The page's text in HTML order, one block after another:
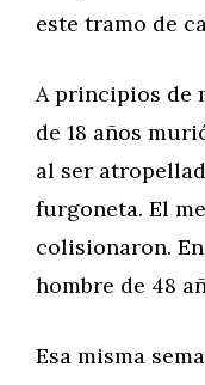
este tramo de
A principios de
de 18 años
al ser
furgoneta. El
colisionaron.
hombre de 48
Esa misma